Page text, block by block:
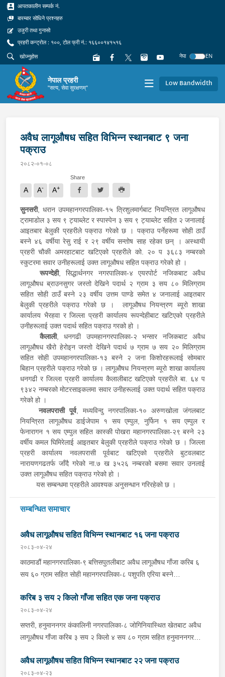
आपतकालीन सम्पर्क नं.
बारम्बार सोधिने प्रश्नहरु
उजुरी तथा गुनासो
प्रहरी कन्ट्रोल : १००, टोल फ्री नं.: १६६००१४१५१६
नेपा
EN
नेपाल प्रहरी
"सत्य, सेवा सुरक्षणम्" Low Bandwidth
अवैध लागूऔषध सहित विभिन्न स्थानबाट ९ जना
पक्राउ
२०८२-०१-०८
A A- A+
Share
सुनसरी, धरान उपमहानगरपालिका-१५ त्रिशुलमार्गबाट नियन्त्रित लागूऔषध
ट्रामाडोल ३ सय ९ ट्याब्लेट र स्पास्पेन ३ सय ९ ट्याब्लेट सहित २ जनालाई
आइतबार बेलुकी प्रहरीले पक्राउ गरेको छ । पक्राउ पर्नेहरूमा सोही ठाउँ
बस्ने ४६ वर्षीया रेसु राई र २९ वर्षीय सन्तोष साह रहेका छन् । अस्थायी
प्रहरी चौकी अमरहाटबाट खटिएको प्रहरीले को. २० प ३६८३ नम्बरको
स्कुटरमा सवार उनीहरूलाई उक्त लागूऔषध सहित पक्राउ गरेको हो ।
रूपन्देही, सिद्धार्थनगर नगरपालिका-४ एयरपोर्ट नजिकबाट अवैध
लागूऔषध ब्राउनसुगर जस्तो देखिने पदार्थ २ ग्राम ३ सय ८० मिलिग्राम
सहित सोही ठाउँ बस्ने २३ वर्षीय उत्तम पाण्डे समेत ४ जनालाई आइतबार
बेलुकी प्रहरीले पक्राउ गरेको छ । लागूऔषध नियन्त्रण ब्यूरो शाखा
कार्यालय भैरहवा र जिल्ला प्रहरी कार्यालय रूपन्देहीबाट खटिएको प्रहरीले
उनीहरूलाई उक्त पदार्थ सहित पक्राउ गरको हो ।
कैलाली, धनगढी उपमहानगरपालिका-२ भन्सार नजिकबाट अवैध
लागूऔषध खैरो हेरोइन जस्तो देखिने पदार्थ ७ ग्राम ७ सय २० मिलिग्राम
सहित सोही उपमहानगरपालिका-१३ बस्ने २ जना किशोरहरूलाई सोमबार
बिहान प्रहरीले पक्राउ गरेको छ । लागूऔषध नियन्त्रण ब्यूरो शाखा कार्यालय
धनगढी र जिल्ला प्रहरी कार्यालय कैलालीबाट खटिएको प्रहरीले बा. ६४ प
९३४२ नम्बरको मोटरसाइकलमा सवार उनीहरूलाई उक्त पदार्थ सहित पक्राउ
गरेको हो ।
नवलपरासी पूर्व, मध्यविन्दु नगरपालिका-१० अरुणखोला जंगलबाट
नियन्त्रित लागूऔषध डाईजेपाम १ सय एम्पुल, नुर्फिन १ सय एम्पुल र
फेनारागन १ सय एम्पुल सहित कास्की पोखरा महानगरपालिका-२९ बस्ने २३
वर्षीय कमल घिमिरेलाई आइतबार बेलुकी प्रहरीले पक्राउ गरेको छ । जिल्ला
प्रहरी कार्यालय नवलपरासी पूर्वबाट खटिएको प्रहरीले बुटवलबाट
नारायणगढतर्फ जाँदै गरेको ना.७ ख ३५२६ नम्बरको बसमा सवार उनलाई
उक्त लागूऔषध सहित पक्राउ गरेको हो ।
यस सम्बन्धमा प्रहरीले आवश्यक अनुसन्धान गरिरहेको छ ।
सम्बन्धित समाचार
अवैध लागूऔषध सहित विभिन्न स्थानबाट १६ जना पक्राउ
२०८३-०४-२४
काठमाडौं महानगरपालिका-९ बत्तिसपुतलीबाट अवैध लागूऔषध गाँजा करिब ६
सय ६० ग्राम सहित सोही महानगरपालिका-८ पशुपति एरिया बस्ने
प्रहरीले पक्राउ गरेको छ । प्रहरी वृत्त गौशालाबाट खटिएको प्रहरीले उनलाई
उक्त गाँजा सहित पक्राउ गरेको हो । यसैगरी काठमाडौं, चन्द्रागिरी
नगरपालिका-८ धास्की डेरा गरी बस्ने चितवन घर भएका ३२ वर्षीय सुगम
मैनाली समेत ५ जनालाई अवैध लागूऔषध गाँजा जस्तो देखिने पदार्थ करिब २
प्रहरी प्रभाग मातातिर्थबाट खटिएको प्रहरीले सुगमको कोठा तलासी गर्दा उक्त
पदार्थ फेला पारी उनीहरूलाई पक्राउ गरेको हो ।सिराहा, गोलबजार
करिब ३ सय २ किलो गाँजा सहित एक जना पक्राउ
२०८३-०४-२४
सप्तरी, हनुमाननगर कंकालिनी नगरपालिका-८ जोगिनियास्थित खेतबाट अवैध
लागूऔषध गाँजा करिब ३ सय २ किलो ४ सय ८० ग्राम सहित हनुमाननगर
शनिबार दिउँसो प्रहरीले पक्राउ गरेको छ । इलाका प्रहरी कार्यालय
हनुमाननगरबाट खटिएको प्रहरीले १२ वटा बोरामा रहेको उक्त परिमाणको
अवैध लागूऔषध सहित विभिन्न स्थानबाट २२ जना पक्राउ
२०८३-०४-२३